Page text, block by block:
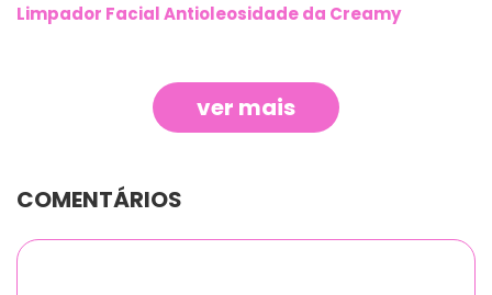
Limpador Facial Antioleosidade da Creamy
ver mais
COMENTÁRIOS